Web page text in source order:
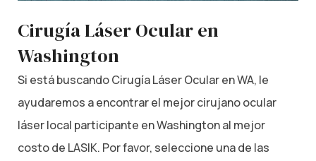
Cirugía Láser Ocular en
Washington
Si está buscando Cirugía Láser Ocular en WA, le
ayudaremos a encontrar el mejor cirujano ocular
láser local participante en Washington al mejor
costo de LASIK. Por favor, seleccione una de las